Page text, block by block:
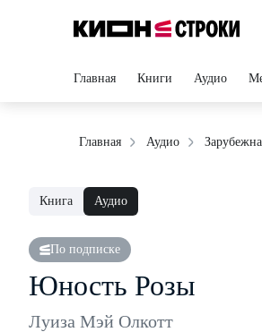
Главная Книги Аудио
Главная Аудио
Книга Аудио
По подписке
Юность Розы
Луиза Мэй Олкотт